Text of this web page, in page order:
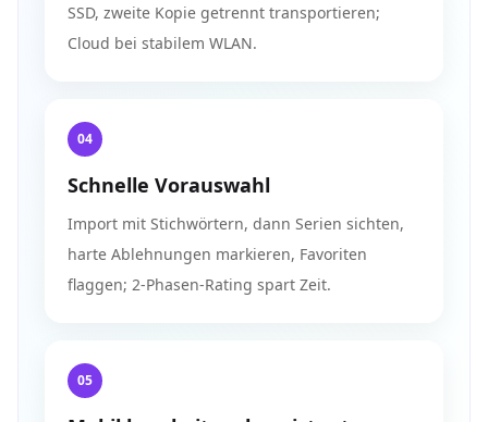
SSD, zweite Kopie getrennt transportieren;
Cloud bei stabilem WLAN.
04
Schnelle Vorauswahl
Import mit Stichwörtern, dann Serien sichten,
harte Ablehnungen markieren, Favoriten
flaggen; 2-Phasen-Rating spart Zeit.
05